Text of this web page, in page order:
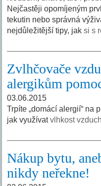
Nejčastěji opomíjeným
tekutin nebo správná
nejdůležitější tipy, jaksi s
Zvlhčovače
alergikům
03.06.2015
Trpíte „domácí alergií“ na
jak využívatvlhkost
Nákup bytu,
nikdy neřekne!